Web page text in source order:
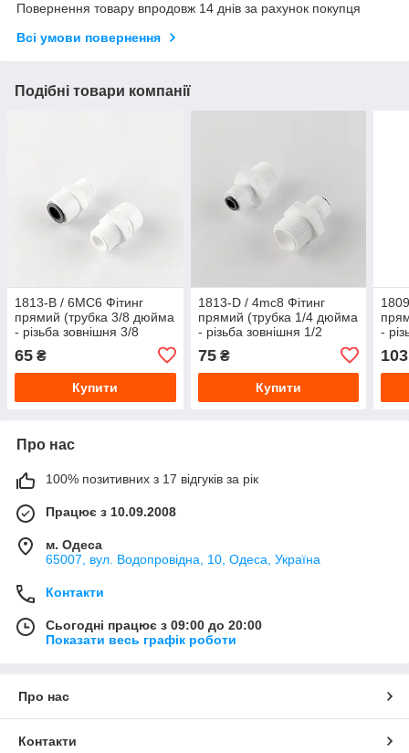
Повернення товару впродовж 14 днів за рахунок покупця
Всі умови повернення
Подібні товари компанії
1813-В / 6MC6 Фітинг
прямий (трубка 3/8 дюйма
- різьба зовнішня 3/8
65 ₴
Купити
1813-D / 4mc8 Фітинг
прямий (трубка 1/4 дюйма
- різьба зовнішня 1/2
75₴
Купити
-
103
Про нас
100% позитивних з 17 відгуків за рік
Працює з 10.09.2008
м. Одеса
65007, вул. Водопровідна, 10, Одеса, Україна
Контакти
Сьогодні працює з 09:00 до 20:00
Показати весь графік роботи
Про нас
Контакти